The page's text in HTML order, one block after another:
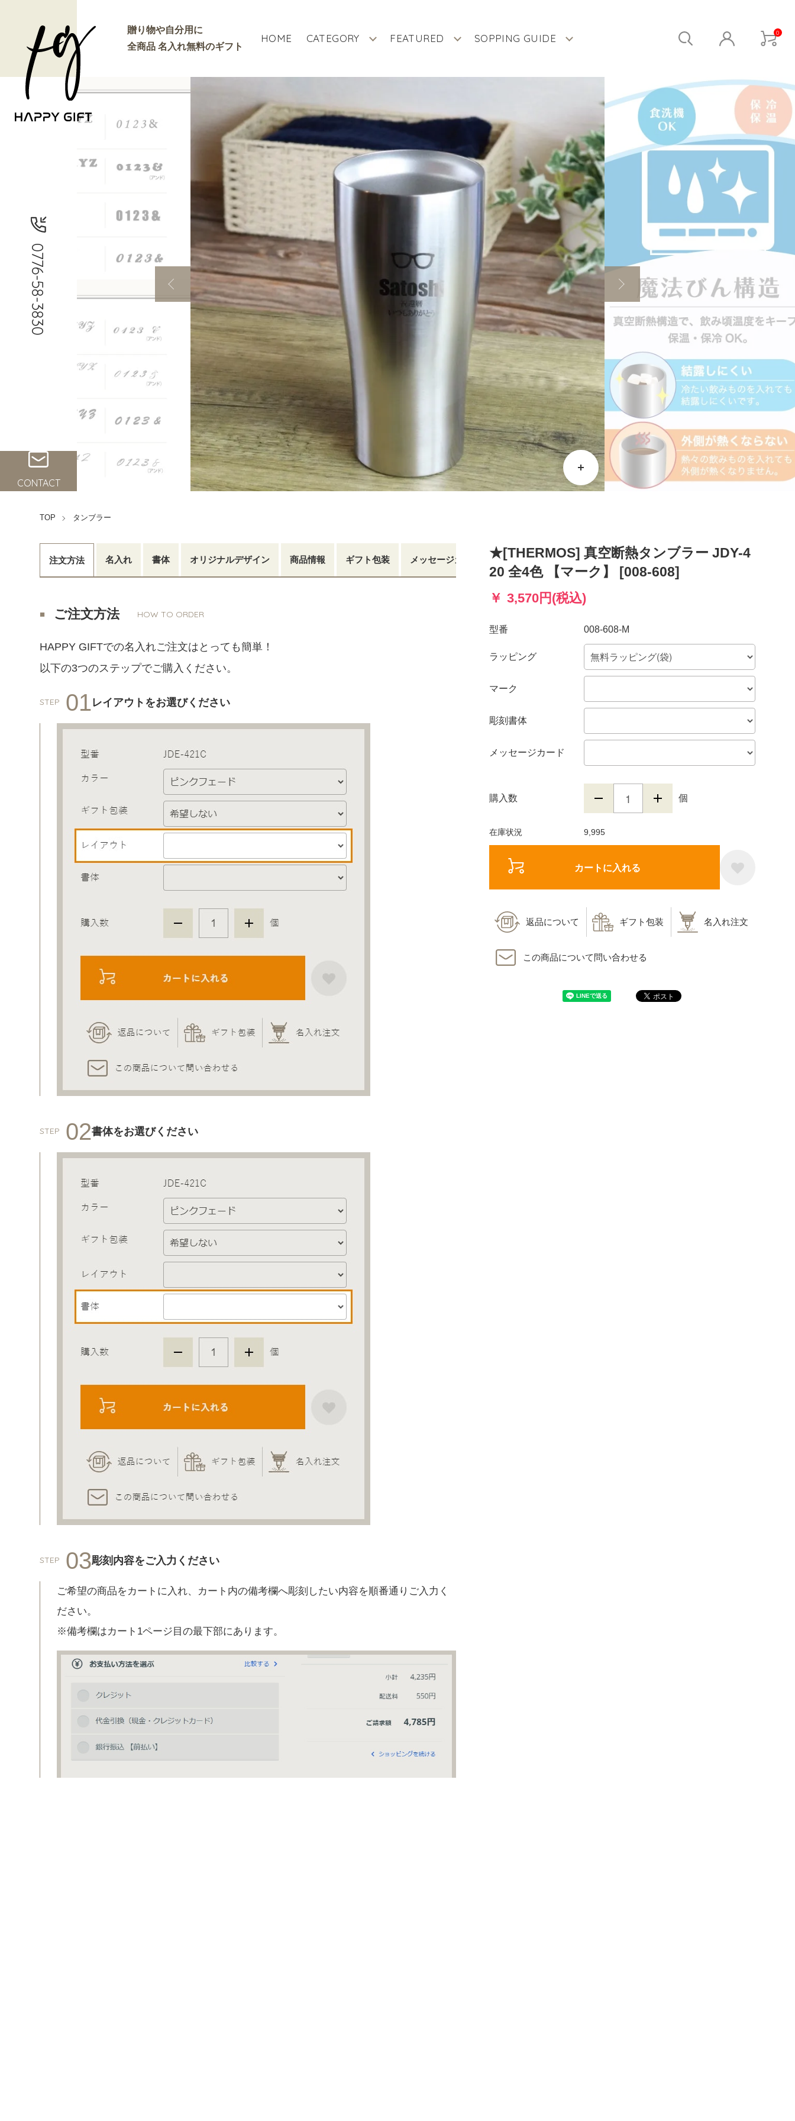
0776-58-3830
CONTACT
贈り物や自分用に
全商品 名入れ無料のギフト
HOME CATEGORY FEATURED SOPPING GUIDE 0
TOP タンブラー
★[THERMOS] 真空断熱タンブラー JDY-4
20 全4色 【マーク】 [008-608]
3,570円(税込)
型番 008-608-M
ラッピング
マーク
彫刻書体
メッセージカード
購入数 個
在庫状況 9,995
カートに入れる
返品について ギフト包装 名入れ注文
この商品について問い合わせる
注文方法 名入れ 書体 オリジナルデザイン 商品情報 ギフト包装 メッセージカード
ご注文方法 HOW TO ORDER
HAPPY GIFTでの名入れご注文はとっても簡単！
以下の3つのステップでご購入ください。
01レイアウトをお選びください
02書体をお選びください
03彫刻内容をご入力ください
ご希望の商品をカートに入れ、カート内の備考欄へ彫刻したい内容を順番通りご入力く
ださい。
※備考欄はカート1ページ目の最下部にあります。